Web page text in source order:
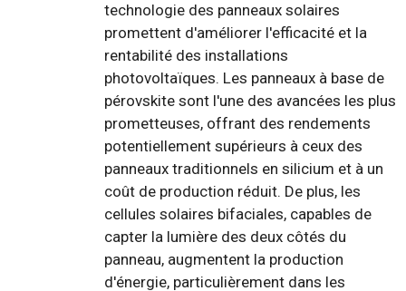
technologie des panneaux solaires
promettent d'améliorer l'efficacité et la
rentabilité des installations
photovoltaïques. Les panneaux à base de
pérovskite sont l'une des avancées les plus
prometteuses, offrant des rendements
potentiellement supérieurs à ceux des
panneaux traditionnels en silicium et à un
coût de production réduit. De plus, les
cellules solaires bifaciales, capables de
capter la lumière des deux côtés du
panneau, augmentent la production
d'énergie, particulièrement dans les